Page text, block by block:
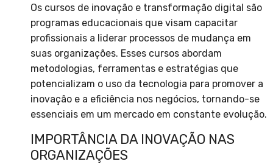
Os cursos de inovação e transformação digital são
programas educacionais que visam capacitar
profissionais a liderar processos de mudança em
suas organizações. Esses cursos abordam
metodologias, ferramentas e estratégias que
potencializam o uso da tecnologia para promover a
inovação e a eficiência nos negócios, tornando-se
essenciais em um mercado em constante evolução.
IMPORTÂNCIA DA INOVAÇÃO NAS
ORGANIZAÇÕES